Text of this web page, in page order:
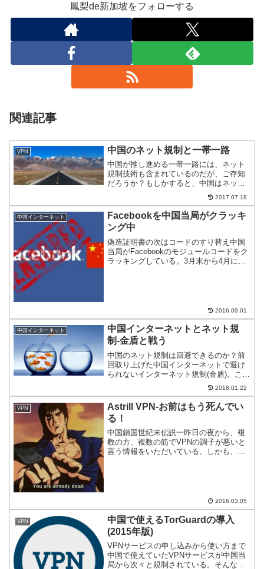
鳳梨de新加坡をフォローする
関連記事
VPN 中国のネット規制と一帯一路
中国が推し進める一帯一路には、ネット
規制技術も含まれているのだが、ご存知
だろうか？もしかすると、中国はネット
規制技術の輸出大国になるかもしれな
2017.07.18
中国インターネット
Facebookを中国当局がクラッキ
ング中
偽造証明書の次はコードのすり替え中国
当局がFacebookのモジュールコードをク
ラッキングしている。3月末から4月にか
2016.09.01
中国インターネット
中国インターネットとネット規
制-金盾と戦う
中国のネット規制は回避できるのか？前
回取り上げた中国インターネットで避け
られないインターネット規制(金盾)。この
ままでは、Facebookを使うことも、
Youtubeで動画も見られない。何よりも
Googleが規制されて検索ができないのが
つら...
2018.01.22
VPN
Astrill VPN-お前はもう死んでい
る！
中国鎖国世紀末伝説一昨日の夜から、複
数の方、複数の筋でVPNの調子が悪いと
言う情報をいただいている。しかも、か
2016.03.05
VPN
中国で使えるTorGuardの導入
(2015年版)
VPNサービスの申し込みから使い方まで
中国で使えていたVPNサービスが中国当
局から次々と規制されている。そんな